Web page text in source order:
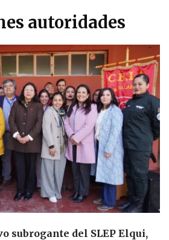
autoridades
subrogante del SLEP Elqui,